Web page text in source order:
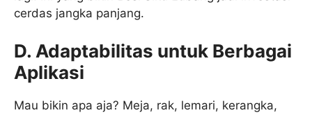
cerdas jangka panjang.
D. Adaptabilitas untuk Berbagai
Aplikasi
Mau bikin apa aja? Meja, rak, lemari, kerangka,